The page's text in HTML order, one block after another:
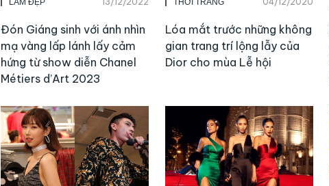
Đón Giáng sinh với ánh nhìn
mạ vàng lấp lánh lấy cảm
hứng từ show diễn Chanel
Métiers d’Art 2023
Lóa mắt trước những không
gian trang trí lộng lẫy của
Dior cho mùa Lễ hội